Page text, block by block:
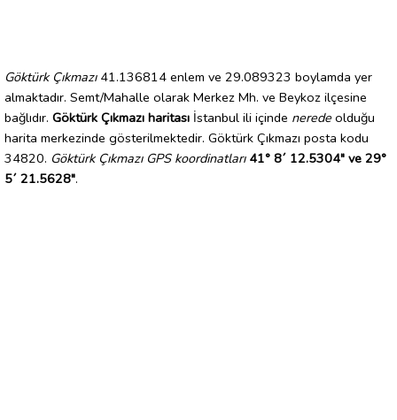
Göktürk Çıkmazı41.136814 enlem ve 29.089323 boylamda yer
almaktadır. Semt/Mahalle olarak Merkez Mh. ve Beykoz ilçesine
bağlıdır. Göktürk Çıkmazı haritası İstanbul ili içinde nerede olduğu
harita merkezinde gösterilmektedir. Göktürk Çıkmazı posta kodu
34820. Göktürk Çıkmazı GPS koordinatları 41° 8´ 12.5304" ve 29°
5´ 21.5628".